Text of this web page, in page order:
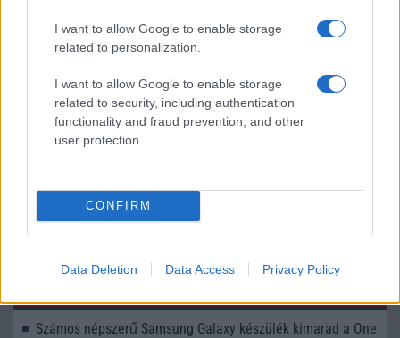
I want to allow Google to enable storage
related to personalization.
I want to allow Google to enable storage
related to security, including authentication
functionality and fraud prevention, and other
user protection.
CONFIRM
Data Deletion Data Access Privacy Policy
Nem az iPhone 5 a legnépszerűbb mobil!
Dráguló memóriák: a Samsung áremelése megrengetheti
az egész technológiai ipart
Történelmi fordulat a mobilpiacon: az Apple letaszította a
További hírek
Számos népszerű Samsung Galaxy készülék kimarad a One